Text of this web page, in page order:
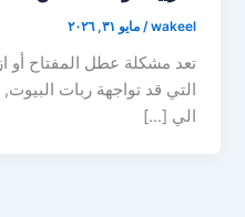
wakeel
/مايو ٣١, ٢٠٢٦
تعد مشكلة عطل المفتاح أو
التي قد تواجهة ربات
الي […]